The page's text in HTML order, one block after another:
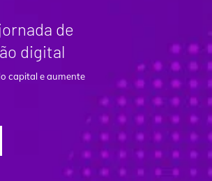
de
digital
capital e aumente